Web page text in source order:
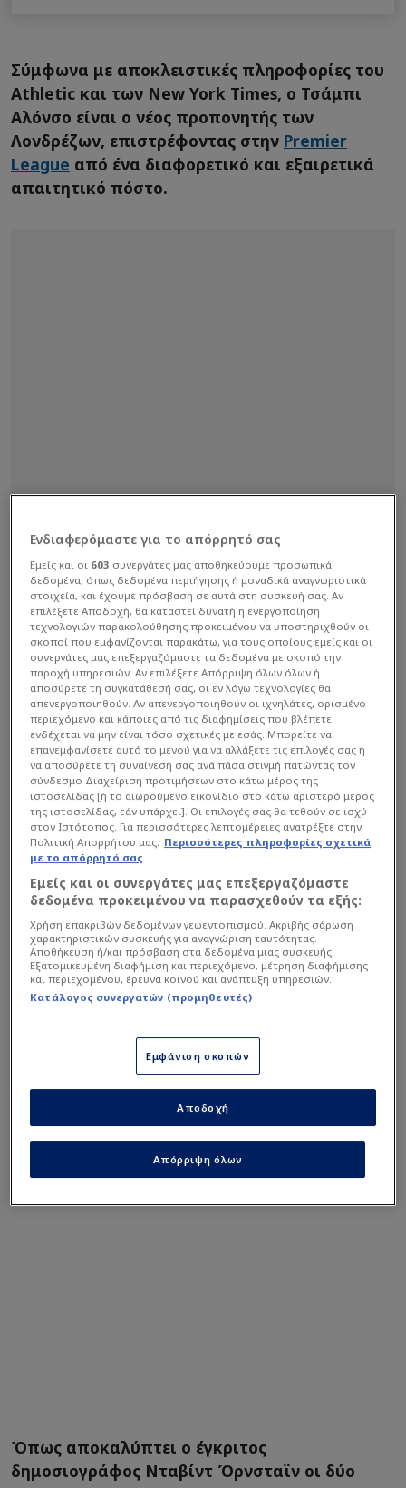
Σύμφωνα με αποκλειστικές πληροφορίες του
Athletic και των New York Times, ο Τσάμπι
Αλόνσο είναι ο νέος προπονητής των
Λονδρέζων, επιστρέφοντας στην Premier
League από ένα διαφορετικό και εξαιρετικά
απαιτητικό πόστο.
Το «deal» του Λονδίνου και οι όροι του
Αλόνσο
Διαβάστε επίσης...
Επίσημο: Εποχή Τσάμπι
Αλόνσο στην Τσέλσι - Η
πρώτη του δήλωση (ΦΩΤΟ)
Ο Ισπανός τεχνικός, ο οποίος την περασμένη
σεζόν κάθισε στον ηλεκτρικό πάγκο της Ρεάλ
Μαδρίτης, βρέθηκε στο Λονδίνο στις αρχές της
προηγούμενης εβδομάδας για τις τελικές
συζητήσεις.
Όπως αποκαλύπτει ο έγκριτος
δημοσιογράφος Νταβίντ Όρνσταϊν οι δύο
Ενδιαφερόμαστε για το απόρρητό σας
Εμείς και οι 603 συνεργάτες μας αποθηκεύουμε προσωπικά
δεδομένα, όπως δεδομένα περιήγησης ή μοναδικά αναγνωριστικά
στοιχεία, και έχουμε πρόσβαση σε αυτά στη συσκευή σας. Αν
επιλέξετε Αποδοχή, θα καταστεί δυνατή η ενεργοποίηση
τεχνολογιών παρακολούθησης προκειμένου να υποστηριχθούν οι
σκοποί που εμφανίζονται παρακάτω, για τους οποίους εμείς και οι
συνεργάτες μας επεξεργαζόμαστε τα δεδομένα με σκοπό την
παροχή υπηρεσιών. Αν επιλέξετε Απόρριψη όλων όλων ή
αποσύρετε τη συγκατάθεσή σας, οι εν λόγω τεχνολογίες θα
απενεργοποιηθούν. Αν απενεργοποιηθούν οι ιχνηλάτες, ορισμένο
περιεχόμενο και κάποιες από τις διαφημίσεις που βλέπετε
ενδέχεται να μην είναι τόσο σχετικές με εσάς. Μπορείτε να
επανεμφανίσετε αυτό το μενού για να αλλάξετε τις επιλογές σας ή
να αποσύρετε τη συναίνεσή σας ανά πάσα στιγμή πατώντας τον
σύνδεσμο Διαχείριση προτιμήσεων στο κάτω μέρος της
ιστοσελίδας [ή το αιωρούμενο εικονίδιο στο κάτω αριστερό μέρος
της ιστοσελίδας, εάν υπάρχει]. Οι επιλογές σας θα τεθούν σε ισχύ
στον Ιστότοπος. Για περισσότερες λεπτομέρειες ανατρέξτε στην
Πολιτική Απορρήτου μας. Περισσότερες πληροφορίες σχετικά
με το απόρρητό σας
Εμείς και οι συνεργάτες μας επεξεργαζόμαστε
δεδομένα προκειμένου να παρασχεθούν τα εξής:
Χρήση επακριβών δεδομένων γεωεντοπισμού. Ακριβής σάρωση
χαρακτηριστικών συσκευής για αναγνώριση ταυτότητας.
Αποθήκευση ή/και πρόσβαση στα δεδομένα μιας συσκευής.
Εξατομικευμένη διαφήμιση και περιεχόμενο, μέτρηση διαφήμισης
και περιεχομένου, έρευνα κοινού και ανάπτυξη υπηρεσιών.
Κατάλογος συνεργατών (προμηθευτές)
Εμφάνιση σκοπών
Απόρριψη όλων
Αποδοχή